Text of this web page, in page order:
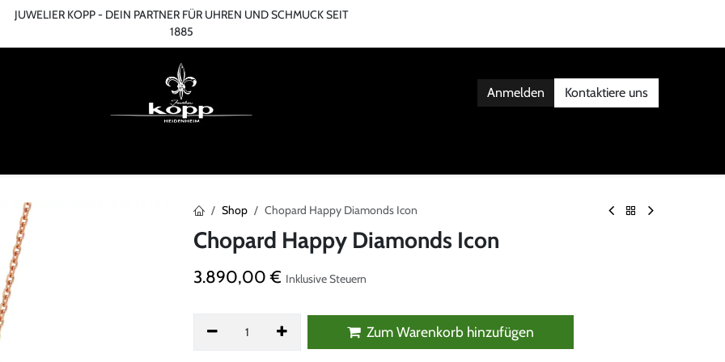
JUWELIER KOPP - DEIN PARTNER FÜR UHREN UND SCHMUCK SEIT
1885
Anmelden Kontaktiere uns
Shop Chopard Happy Diamonds Icon
Chopard Happy Diamonds Icon
3.890,00 € Inklusive Steuern
Zum Warenkorb hinzufügen